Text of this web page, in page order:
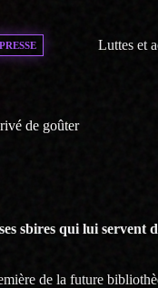
Luttes et
de goûter
sbires qui lui servent
de la future